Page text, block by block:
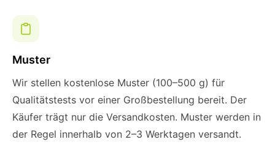
Muster
Wir stellen kostenlose Muster (100–500 g) für
Qualitätstests vor einer Großbestellung bereit. Der
Käufer trägt nur die Versandkosten. Muster werden in
der Regel innerhalb von 2–3 Werktagen versandt.